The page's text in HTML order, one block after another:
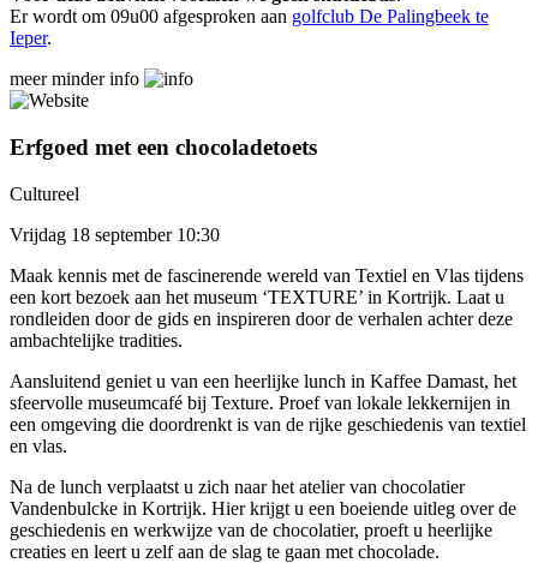
Er wordt om 09u00 afgesproken aan golfclub De Palingbeek te
Ieper.
meer minderinfo
Erfgoed met een chocoladetoets
Cultureel
Vrijdag 18 september 10:30
Maak kennis met de fascinerende wereld van Textiel en Vlas tijdens
een kort bezoek aan het museum ‘TEXTURE’ in Kortrijk. Laat u
rondleiden door de gids en inspireren door de verhalen achter deze
ambachtelijke tradities.
Aansluitend geniet u van een heerlijke lunch in Kaffee Damast, het
sfeervolle museumcafé bij Texture. Proef van lokale lekkernijen in
een omgeving die doordrenkt is van de rijke geschiedenis van textiel
en vlas.
Na de lunch verplaatst u zich naar het atelier van chocolatier
Vandenbulcke in Kortrijk. Hier krijgt u een boeiende uitleg over de
geschiedenis en werkwijze van de chocolatier, proeft u heerlijke
creaties en leert u zelf aan de slag te gaan met chocolade.